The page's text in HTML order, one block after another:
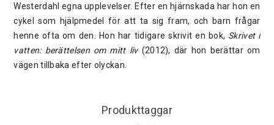
Westerdahl egna upplevelser. Efter en hjärnskada har hon en
cykel som hjälpmedel för att ta sig fram, och barn frågar
henne ofta om den. Hon har tidigare skrivit en bok, Skrivet i
vatten: berättelsen om mitt liv(2012), där hon berättar om
vägen tillbaka efter olyckan.
Produkttaggar